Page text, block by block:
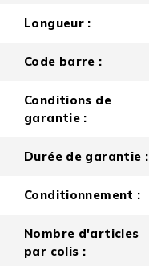
Longueur :
Code barre :
Conditions de
garantie :
Durée de garantie :
Conditionnement :
Nombre d'articles
par colis :